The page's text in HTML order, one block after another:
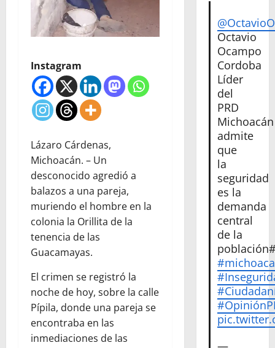
Instagram
Lázaro Cárdenas,
Michoacán. – Un
desconocido agredió a
balazos a una pareja,
muriendo el hombre en la
colonia la Orillita de la
tenencia de las
Guacamayas.
El crimen se registró la
noche de hoy, sobre la calle
Pípila, donde una pareja se
encontraba en las
inmediaciones de las
Octavio
Ocampo
Cordoba
Líder
del
PRD
Michoacán
admite
que
la
seguridad
es la
demanda
central
de la